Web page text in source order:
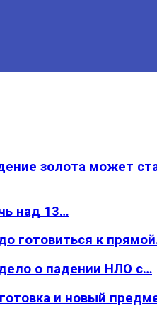
золота может
над 13…
готовиться к
о падении НЛО с…
и новый